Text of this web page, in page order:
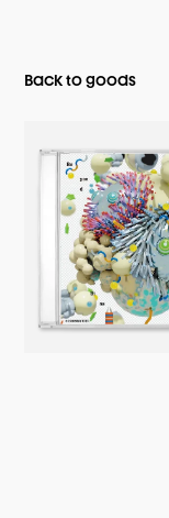
Back to goods